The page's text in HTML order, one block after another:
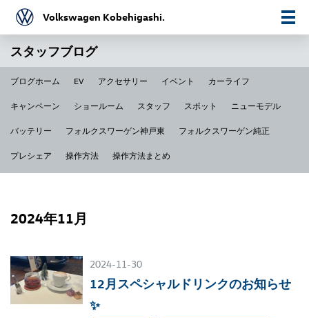
Volkswagen Kobehigashi.
スタッフブログ
ブログホーム EV アクセサリー イベント カーライフ
キャンペーン ショールーム スタッフ スポット ニューモデル
バッテリー フォルクスワーゲン神戸東 フォルクスワーゲン純正
プレシェア 操作方法 操作方法まとめ
2024年11月
2024-11-30
12月スペシャルドリンクのお知らせ
✨